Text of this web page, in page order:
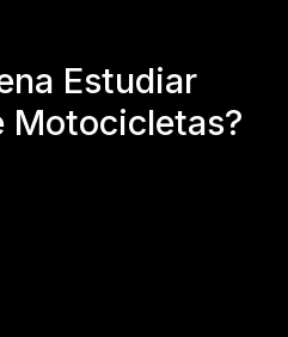
Estudiar
Motocicletas?